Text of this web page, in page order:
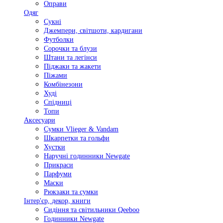
Оправи
Одяг
Сукні
Джемпери, світшоти, кардигани
Футболки
Сорочки та блузи
Штани та легінси
Піджаки та жакети
Піжами
Комбінезони
Худі
Спідниці
Топи
Аксесуари
Сумки Vlieger & Vandam
Шкарпетки та гольфи
Хустки
Наручні годинники Newgate
Прикраси
Парфуми
Маски
Рюкзаки та сумки
Інтер'єр, декор, книги
Сидіння та світильники Qeeboo
Годинники Newgate